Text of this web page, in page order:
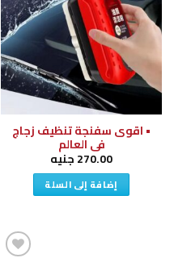
إلى
قائمة
الرغبات
• اقوى سفنجة تنظيف زجاج
فى العالم
270.00جنيه
إضافة إلى السلة